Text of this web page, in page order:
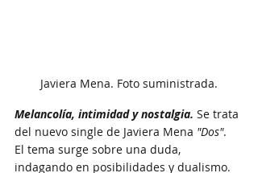
Javiera Mena. Foto suministrada.
Melancolía, intimidad y nostalgia. Se trata
del nuevo single de Javiera Mena "Dos".
El tema surge sobre una duda,
indagando en posibilidades y dualismo.